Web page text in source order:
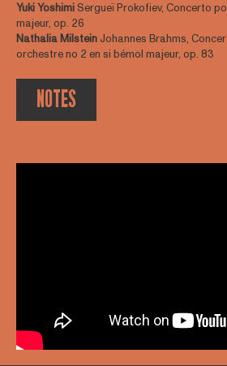
NOTES
Yuki YoshimiSergueï Prokofiev, Concerto
majeur, op. 26
Nathalia MilsteinJohannes Brahms,
orchestre no 2 en si bémol majeur, op. 83